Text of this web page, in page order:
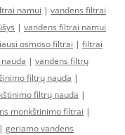
namui | vandens filtrai
| vandens filtrai namui
osmoso filtrai | filtrai
| vandens filtrų
filtrų nauda |
filtrų nauda |
monkštinimo filtrai |
| geriamo vandens